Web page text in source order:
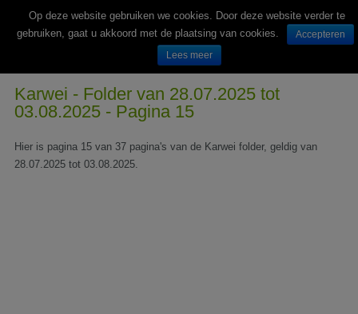
Wekelijks nieuwe folders van Nederlandse supermarkten en winkels
Karwei - Folder van 28.07.2025 tot
03.08.2025 - Pagina 15
Hier is pagina 15 van 37 pagina's van de Karwei folder, geldig van
28.07.2025 tot 03.08.2025.
Op deze website gebruiken we cookies. Door deze website verder te
gebruiken, gaat u akkoord met de plaatsing van cookies.
Accepteren
Lees meer